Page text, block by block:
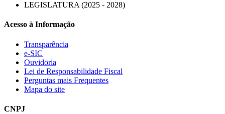
LEGISLATURA (2025 - 2028)
Acesso à Informação
Transparência
e-SIC
Ouvidoria
Lei de Responsabilidade Fiscal
Perguntas mais Frequentes
Mapa do site
CNPJ